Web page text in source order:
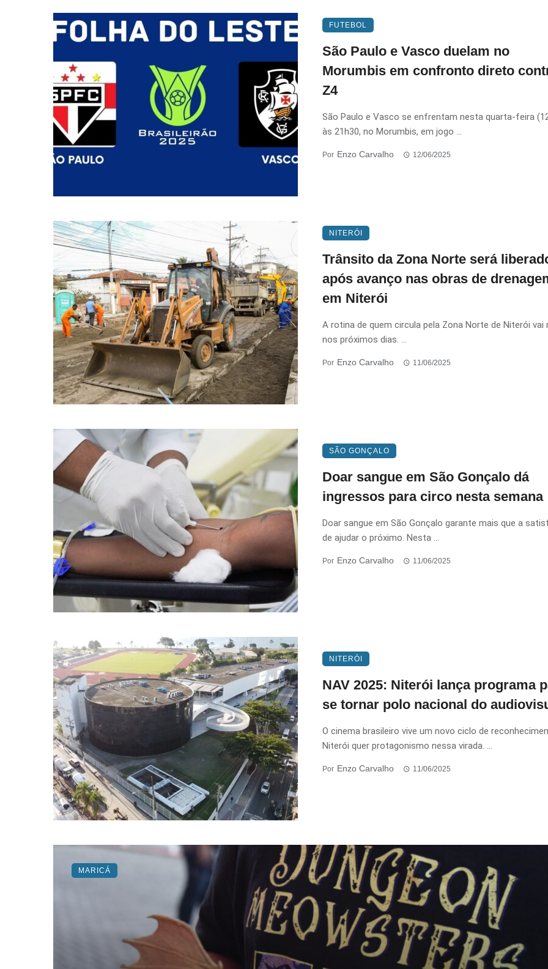
FUTEBOL
São Paulo e Vasco duelam no
Morumbis em confronto direto
Z4
São Paulo e Vasco se enfrentam nesta quarta-feira
às 21h30, no Morumbis, em jogo ...
Por Enzo Carvalho 12/06/2025
NITERÓI
Trânsito da Zona Norte será
após avanço nas obras de
em Niterói
A rotina de quem circula pela Zona Norte de Niterói vai
nos próximos dias. ...
Por Enzo Carvalho 11/06/2025
SÃO GONÇALO
Doar sangue em São Gonçalo dá
ingressos para circo nesta semana
Doar sangue em São Gonçalo garante mais que a
de ajudar o próximo. Nesta ...
Por Enzo Carvalho 11/06/2025
NITERÓI
NAV 2025: Niterói lança programa
se tornar polo nacional do
O cinema brasileiro vive um novo ciclo de
Niterói quer protagonismo nessa virada. ...
Por Enzo Carvalho 11/06/2025
MARICÁ